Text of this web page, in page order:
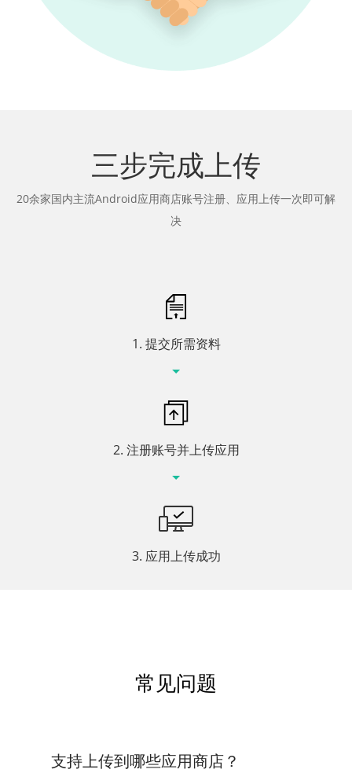
三步完成上传
20余家国内主流Android应用商店账号注册、应用上传一次即可解
决
1. 提交所需资料
2. 注册账号并上传应用
3. 应用上传成功
常见问题
支持上传到哪些应用商店？